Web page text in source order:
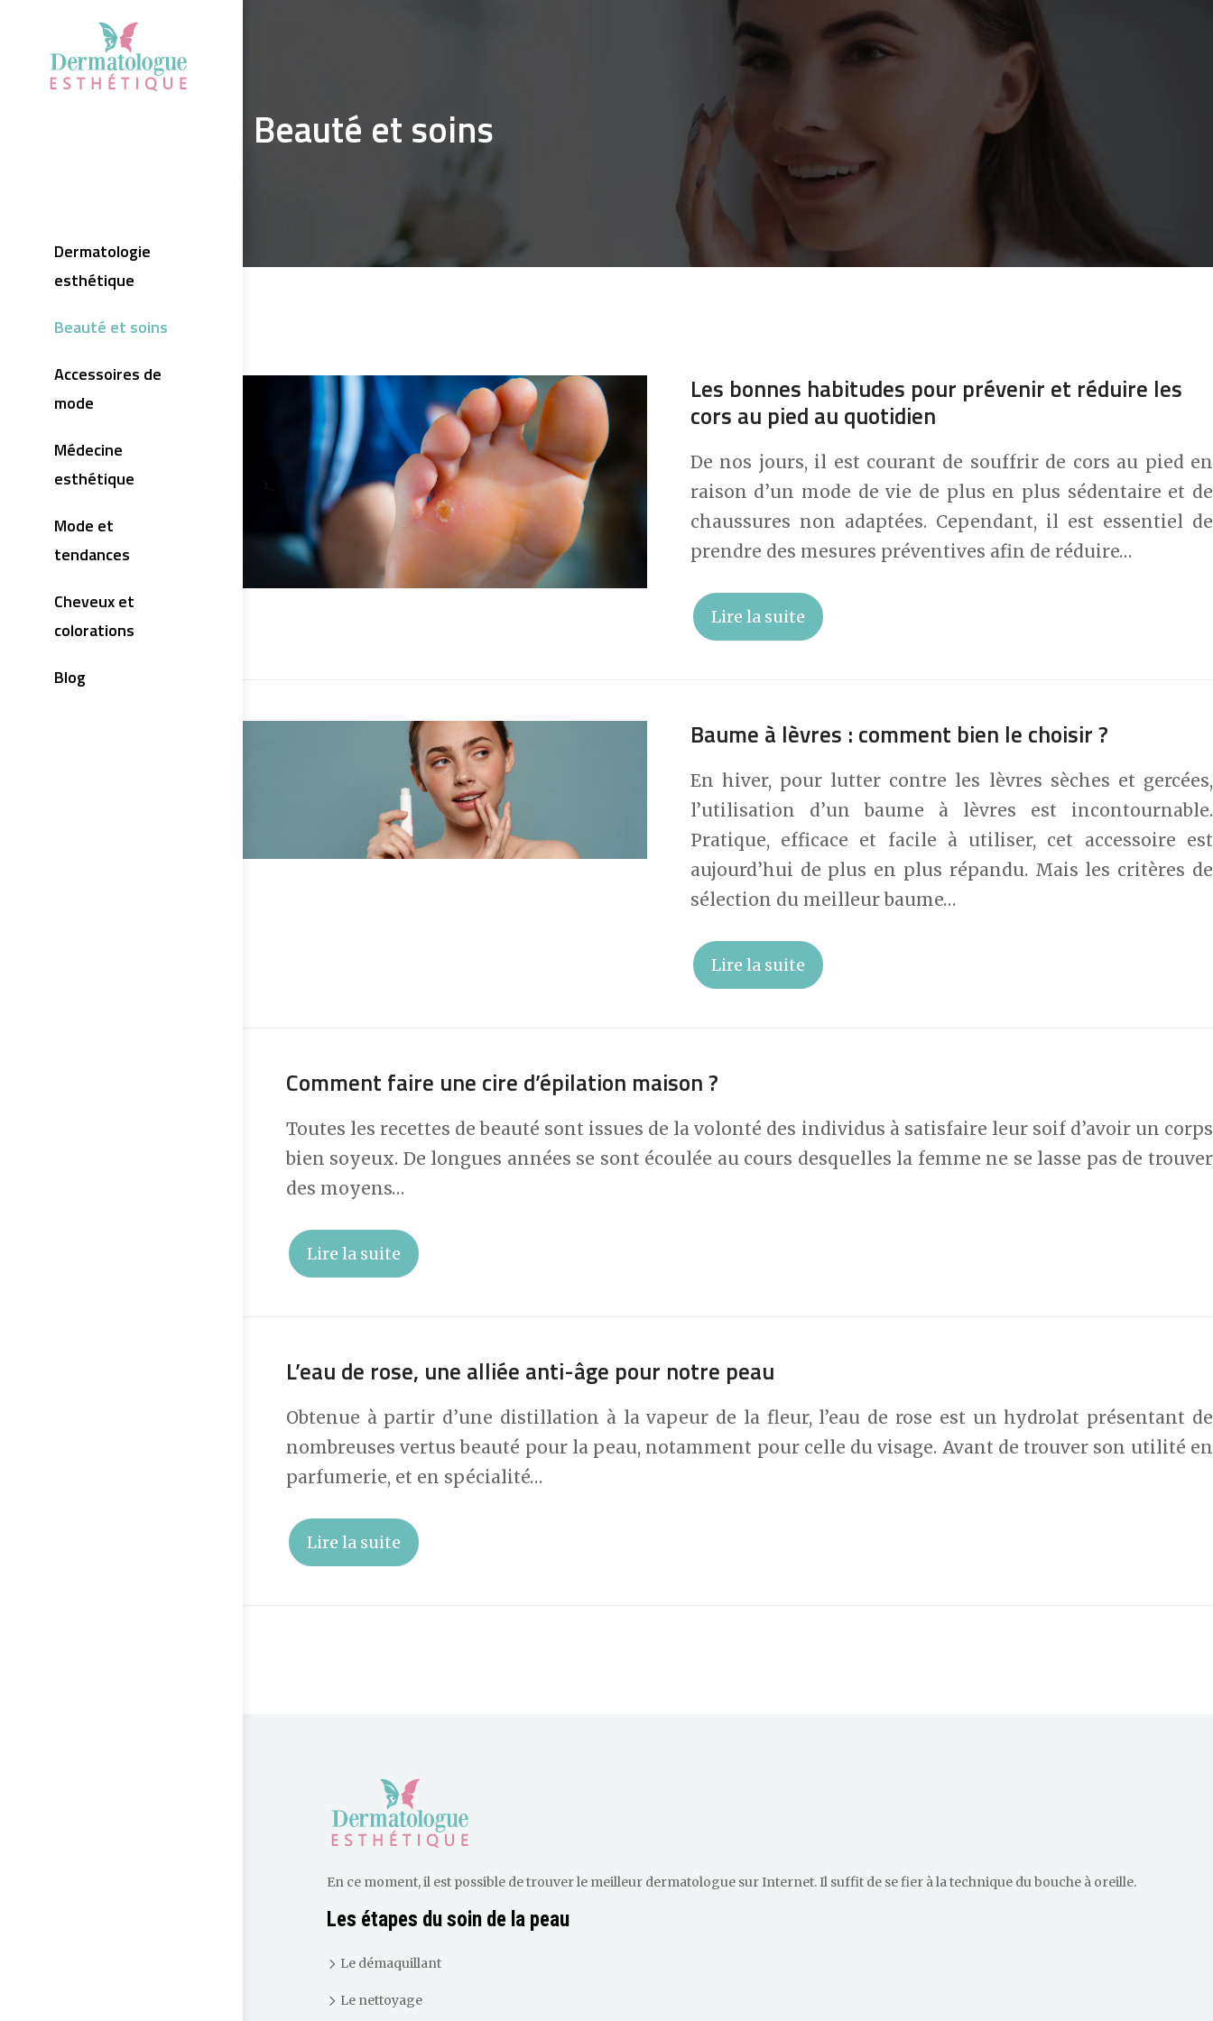
Dermatologie
esthétique
Beauté et soins
Accessoires de
mode
Médecine
esthétique
Mode et
tendances
Cheveux et
colorations
Blog
Beauté et soins
Les bonnes habitudes pour prévenir et réduire les
cors au pied au quotidien
De nos jours, il est courant de souffrir de cors au pied en
raison d’un mode de vie de plus en plus sédentaire et de
chaussures non adaptées. Cependant, il est essentiel de
prendre des mesures préventives afin de réduire…
Lire la suite
Baume à lèvres : comment bien le choisir ?
En hiver, pour lutter contre les lèvres sèches et gercées,
l’utilisation d’un baume à lèvres est incontournable.
Pratique, efficace et facile à utiliser, cet accessoire est
aujourd’hui de plus en plus répandu. Mais les critères de
sélection du meilleur baume…
Lire la suite
Comment faire une cire d’épilation maison ?
Toutes les recettes de beauté sont issues de la volonté des individus à satisfaire leur soif d’avoir un corps
bien soyeux. De longues années se sont écoulée au cours desquelles la femme ne se lasse pas de trouver
des moyens…
Lire la suite
L’eau de rose, une alliée anti-âge pour notre peau
Obtenue à partir d’une distillation à la vapeur de la fleur, l’eau de rose est un hydrolat présentant de
nombreuses vertus beauté pour la peau, notamment pour celle du visage. Avant de trouver son utilité en
parfumerie, et en spécialité…
Lire la suite
En ce moment, il est possible de trouver le meilleur dermatologue sur Internet. Il suffit de se fier à la technique du bouche à oreille.
Les étapes du soin de la peau
Le démaquillant
Le nettoyage